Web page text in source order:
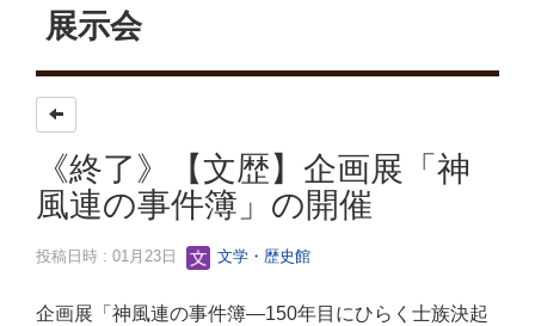
展示会
《終了》【文歴】企画展「神
風連の事件簿」の開催
投稿日時 : 01月23日 文学・歴史館
企画展「神風連の事件簿―150年目にひらく士族決起